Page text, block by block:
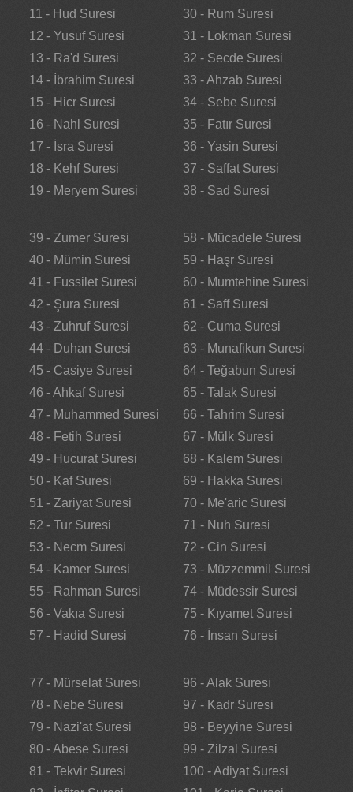
11 - Hud Suresi
12 - Yusuf Suresi
13 - Ra'd Suresi
14 - İbrahim Suresi
15 - Hicr Suresi
16 - Nahl Suresi
17 - İsra Suresi
18 - Kehf Suresi
19 - Meryem Suresi
30 - Rum Suresi
31 - Lokman Suresi
32 - Secde Suresi
33 - Ahzab Suresi
34 - Sebe Suresi
35 - Fatır Suresi
36 - Yasin Suresi
37 - Saffat Suresi
38 - Sad Suresi
39 - Zumer Suresi
40 - Mümin Suresi
41 - Fussilet Suresi
42 - Şura Suresi
43 - Zuhruf Suresi
44 - Duhan Suresi
45 - Casiye Suresi
46 - Ahkaf Suresi
47 - Muhammed Suresi
48 - Fetih Suresi
49 - Hucurat Suresi
50 - Kaf Suresi
51 - Zariyat Suresi
52 - Tur Suresi
53 - Necm Suresi
54 - Kamer Suresi
55 - Rahman Suresi
56 - Vakıa Suresi
57 - Hadid Suresi
58 - Mücadele Suresi
59 - Haşr Suresi
60 - Mumtehine Suresi
61 - Saff Suresi
62 - Cuma Suresi
63 - Munafikun Suresi
64 - Teğabun Suresi
65 - Talak Suresi
66 - Tahrim Suresi
67 - Mülk Suresi
68 - Kalem Suresi
69 - Hakka Suresi
70 - Me'aric Suresi
71 - Nuh Suresi
72 - Cin Suresi
73 - Müzzemmil Suresi
74 - Müdessir Suresi
75 - Kıyamet Suresi
76 - İnsan Suresi
77 - Mürselat Suresi
78 - Nebe Suresi
79 - Nazi'at Suresi
80 - Abese Suresi
81 - Tekvir Suresi
96 - Alak Suresi
97 - Kadr Suresi
98 - Beyyine Suresi
99 - Zilzal Suresi
100 - Adiyat Suresi